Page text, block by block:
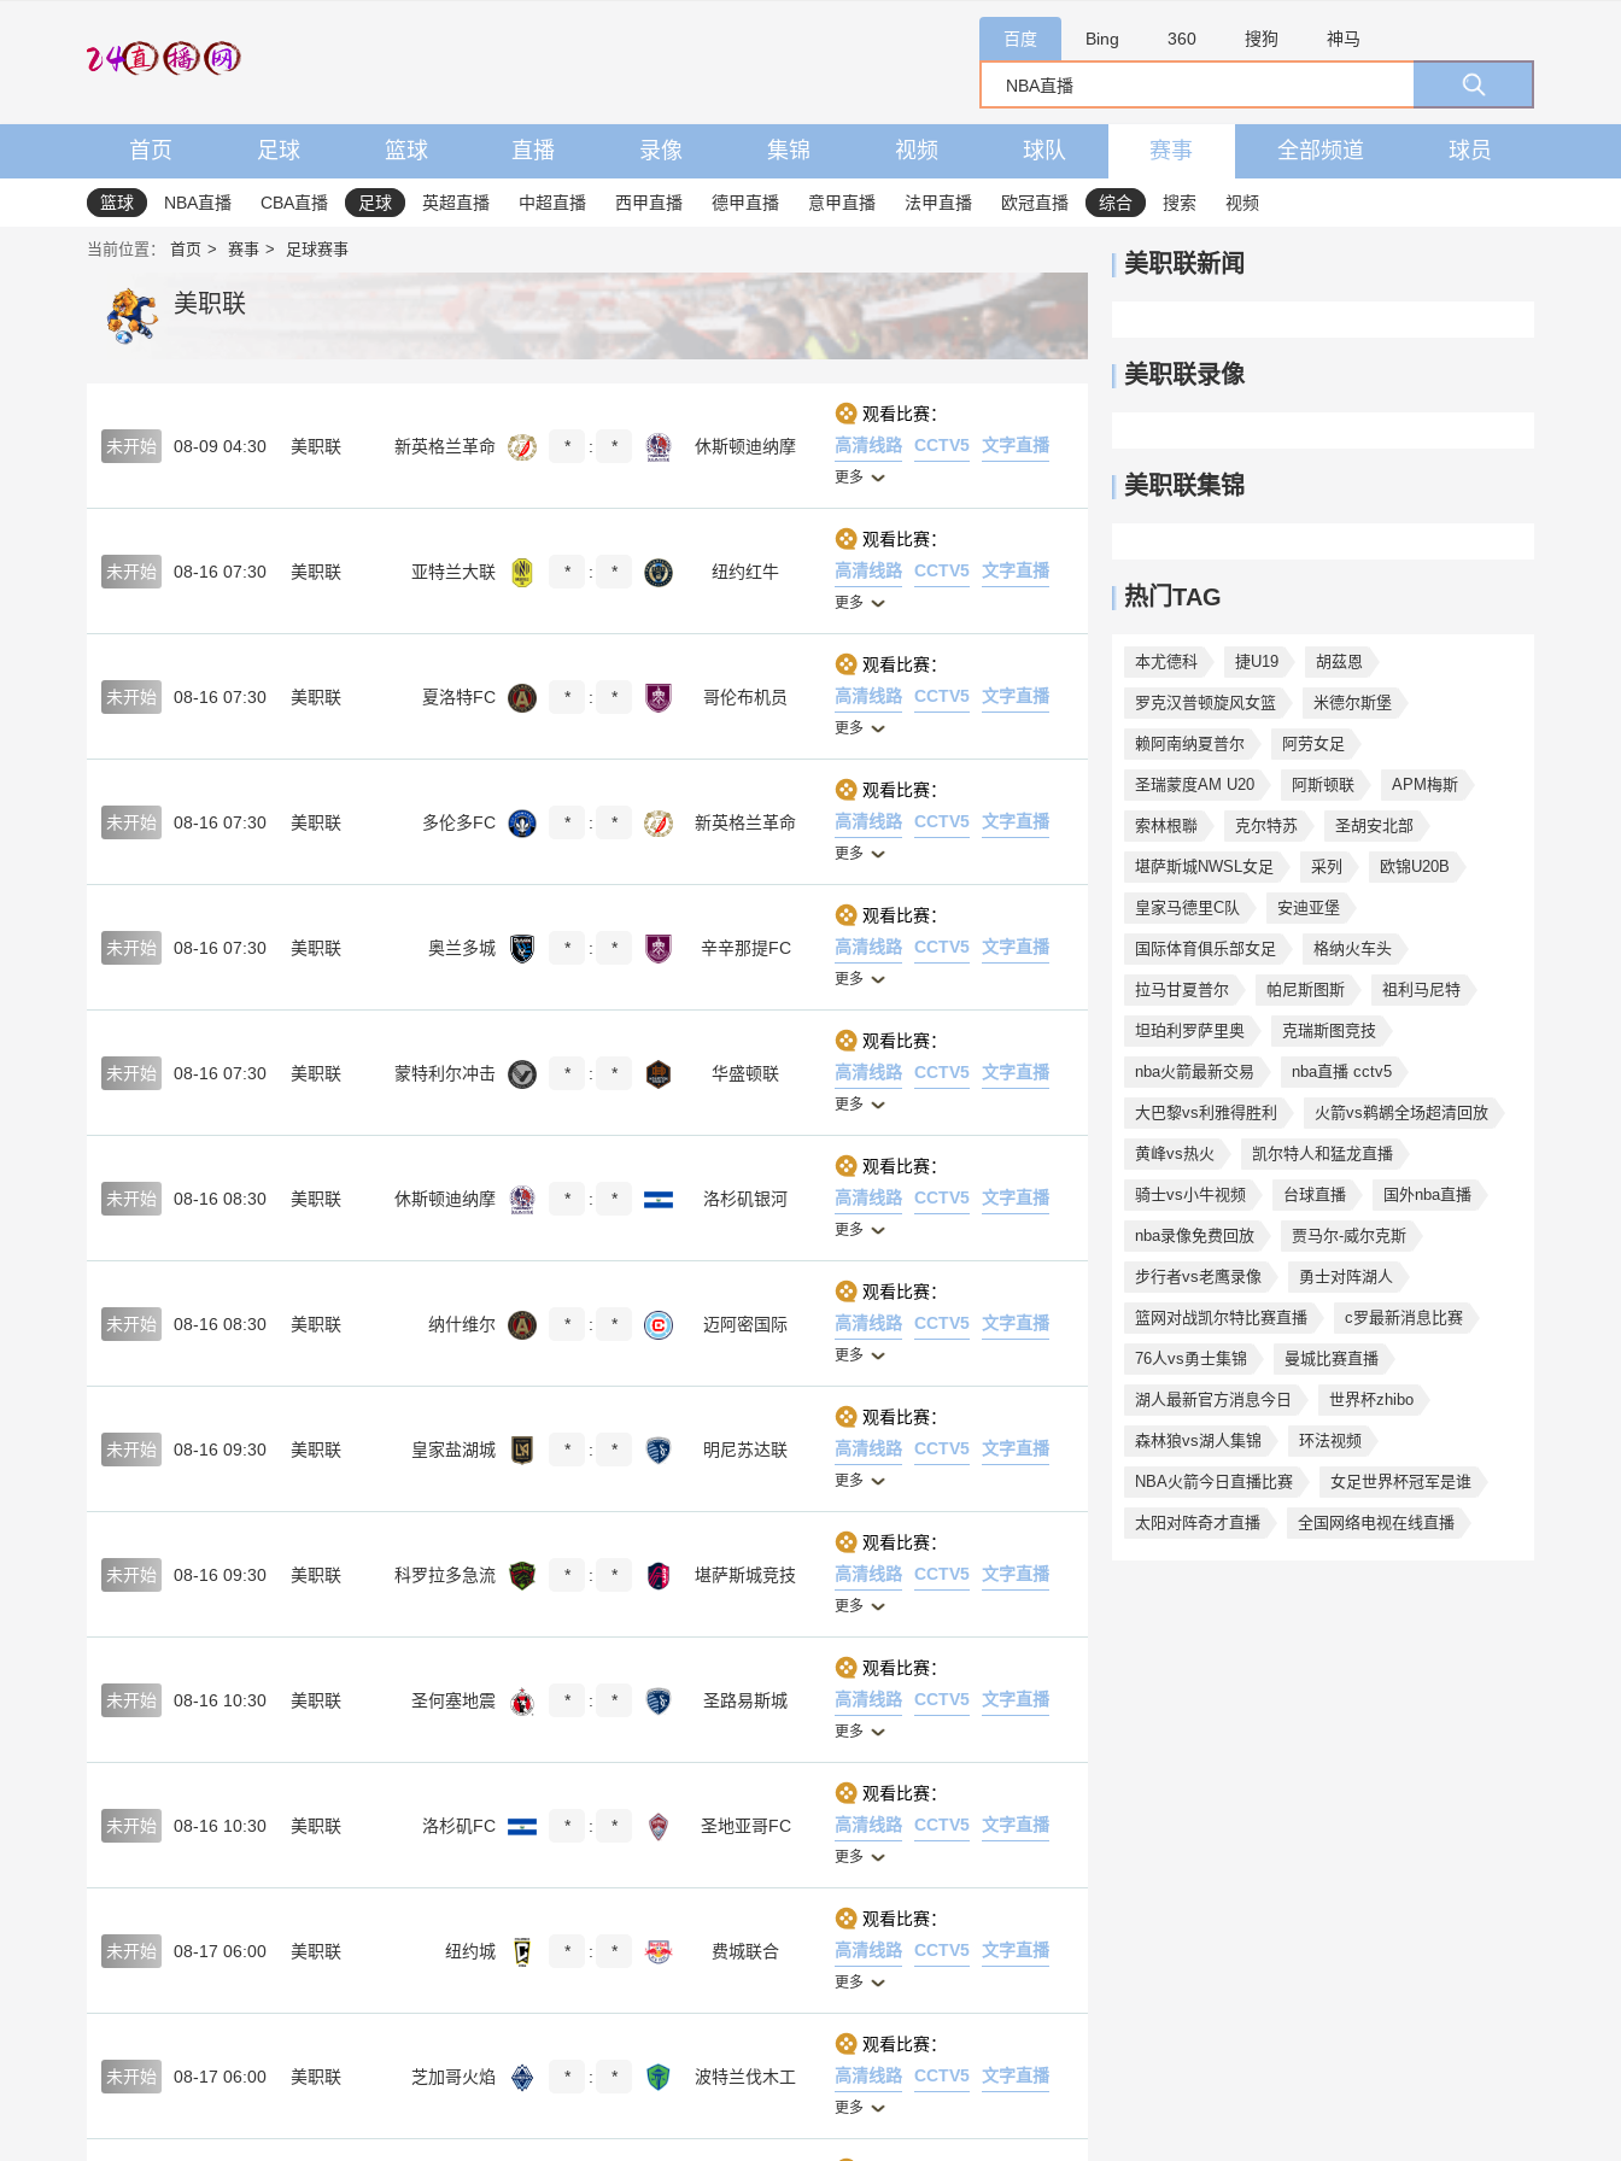
百度 Bing 360 搜狗 神马
首页 足球 篮球 直播 录像 集锦 视频 球队 赛事 全部频道 球员
篮球 NBA直播 CBA直播 足球 英超直播 中超直播 西甲直播 德甲直播 意甲直播 法甲直播 欧冠直播 综合 搜索 视频
当前位置： 首页 赛事 足球赛事
美职联
未开始 08-09 04:30 美职联 新英格兰革命 * : * 休斯顿迪纳摩
观看比赛：
高清线路
CCTV5 文字直播
更多
未开始 08-16 07:30 美职联 亚特兰大联 * : * 纽约红牛
观看比赛：
高清线路
CCTV5 文字直播
更多
未开始 08-16 07:30 美职联 夏洛特FC * : * 哥伦布机员
观看比赛：
高清线路
CCTV5 文字直播
更多
未开始 08-16 07:30 美职联 多伦多FC * : * 新英格兰革命
观看比赛：
高清线路
CCTV5 文字直播
更多
未开始 08-16 07:30 美职联 奥兰多城 * : * 辛辛那提FC
观看比赛：
高清线路
CCTV5 文字直播
更多
未开始 08-16 07:30 美职联 蒙特利尔冲击 * : * 华盛顿联
观看比赛：
高清线路
CCTV5 文字直播
更多
未开始 08-16 08:30 美职联 休斯顿迪纳摩 * : * 洛杉矶银河
观看比赛：
高清线路
CCTV5 文字直播
更多
未开始 08-16 08:30 美职联 纳什维尔 * : * 迈阿密国际
观看比赛：
高清线路
CCTV5 文字直播
更多
未开始 08-16 09:30 美职联 皇家盐湖城 * : * 明尼苏达联
观看比赛：
高清线路
CCTV5 文字直播
更多
未开始 08-16 09:30 美职联 科罗拉多急流 * : * 堪萨斯城竞技
观看比赛：
高清线路
CCTV5 文字直播
更多
未开始 08-16 10:30 美职联 圣何塞地震 * : * 圣路易斯城
观看比赛：
高清线路
CCTV5 文字直播
更多
未开始 08-16 10:30 美职联 洛杉矶FC * : * 圣地亚哥FC
观看比赛：
高清线路
CCTV5 文字直播
更多
未开始 08-17 06:00 美职联 纽约城 * : * 费城联合
观看比赛：
高清线路
CCTV5 文字直播
更多
未开始 08-17 06:00 美职联 芝加哥火焰 * : * 波特兰伐木工
观看比赛：
高清线路
CCTV5 文字直播
更多
美职联新闻
美职联录像
美职联集锦
热门TAG
本尤德科 捷U19 胡茲恩
罗克汉普顿旋风女篮 米德尔斯堡
赖阿南纳夏普尔 阿劳女足
圣瑞蒙度AM U20 阿斯顿联 APM梅斯
索林根聯 克尔特苏 圣胡安北部
堪萨斯城NWSL女足 采列 欧锦U20B
皇家马德里C队 安迪亚堡
国际体育俱乐部女足 格纳火车头
拉马甘夏普尔 帕尼斯图斯 祖利马尼特
坦珀利罗萨里奥 克瑞斯图竞技
nba火箭最新交易 nba直播 cctv5
大巴黎vs利雅得胜利 火箭vs鹈鹕全场超清回放
黄峰vs热火 凯尔特人和猛龙直播
骑士vs小牛视频 台球直播 国外nba直播
nba录像免费回放 贾马尔-威尔克斯
步行者vs老鹰录像 勇士对阵湖人
篮网对战凯尔特比赛直播 c罗最新消息比赛
76人vs勇士集锦 曼城比赛直播
湖人最新官方消息今日 世界杯zhibo
森林狼vs湖人集锦 环法视频
NBA火箭今日直播比赛 女足世界杯冠军是谁
太阳对阵奇才直播 全国网络电视在线直播